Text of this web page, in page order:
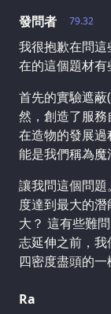
79.32
發問者
我很抱歉在問
在的這個題材有
首先的實驗遮蔽
然，創造了服
在造物的發展
能是我們稱為魔
讓我問這個問題
度達到最大的
大？ 這有些難
志延伸之前，
四密度盡頭的一
Ra